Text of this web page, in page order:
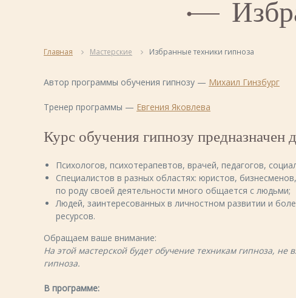
Главная Мастерские Избранные техники гипноза
Автор программы обучения гипнозу — Михаил Гинзбург
Тренер программы — Евгения Яковлева
Курс обучения гипнозу предназначен
Психологов, психотерапевтов, врачей, педагогов,
Специалистов в разных областях: юристов,
по роду своей деятельности много общается с людьми;
Людей, заинтересованных в личностном развитии и
ресурсов.
Обращаем ваше внимание:
На этой мастерской будет обучение техникам гипноза, не
гипноза.
В программе: